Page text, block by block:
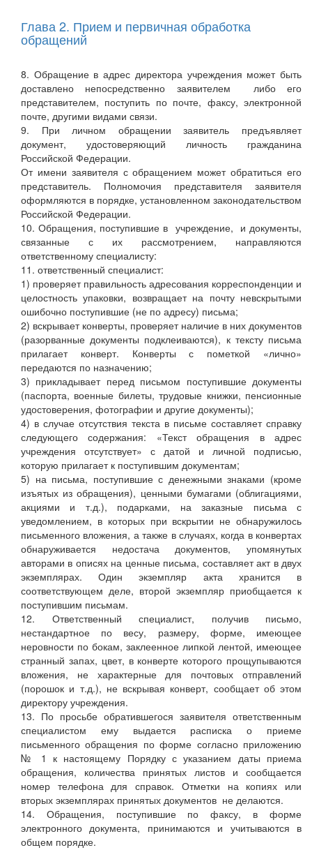
Глава 2. Прием и первичная обработка
обращений
8. Обращение в адрес директора учреждения может быть
доставлено непосредственно заявителем либо его
представителем, поступить по почте, факсу, электронной
почте, другими видами связи.
9. При личном обращении заявитель предъявляет
документ, удостоверяющий личность гражданина
Российской Федерации.
От имени заявителя с обращением может обратиться его
представитель. Полномочия представителя заявителя
оформляются в порядке, установленном законодательством
Российской Федерации.
10. Обращения, поступившие в учреждение, и документы,
связанные с их рассмотрением, направляются
ответственному специалисту:
11. ответственный специалист:
1) проверяет правильность адресования корреспонденции и
целостность упаковки, возвращает на почту невскрытыми
ошибочно поступившие (не по адресу) письма;
2) вскрывает конверты, проверяет наличие в них документов
(разорванные документы подклеиваются), к тексту письма
прилагает конверт. Конверты с пометкой «лично»
передаются по назначению;
3) прикладывает перед письмом поступившие документы
(паспорта, военные билеты, трудовые книжки, пенсионные
удостоверения, фотографии и другие документы);
4) в случае отсутствия текста в письме составляет справку
следующего содержания: «Текст обращения в адрес
учреждения отсутствует» с датой и личной подписью,
которую прилагает к поступившим документам;
5) на письма, поступившие с денежными знаками (кроме
изъятых из обращения), ценными бумагами (облигациями,
акциями и т.д.), подарками, на заказные письма с
уведомлением, в которых при вскрытии не обнаружилось
письменного вложения, а также в случаях, когда в конвертах
обнаруживается недостача документов, упомянутых
авторами в описях на ценные письма, составляет акт в двух
экземплярах. Один экземпляр акта хранится в
соответствующем деле, второй экземпляр приобщается к
поступившим письмам.
12. Ответственный специалист, получив письмо,
нестандартное по весу, размеру, форме, имеющее
неровности по бокам, заклеенное липкой лентой, имеющее
странный запах, цвет, в конверте которого прощупываются
вложения, не характерные для почтовых отправлений
(порошок и т.д.), не вскрывая конверт, сообщает об этом
директору учреждения.
13. По просьбе обратившегося заявителя ответственным
специалистом ему выдается расписка о приеме
письменного обращения по форме согласно приложению
№ 1 к настоящему Порядку с указанием даты приема
обращения, количества принятых листов и сообщается
номер телефона для справок. Отметки на копиях или
вторых экземплярах принятых документов не делаются.
14. Обращения, поступившие по факсу, в форме
электронного документа, принимаются и учитываются в
общем порядке.